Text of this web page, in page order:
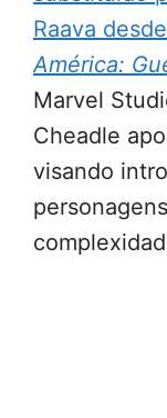
Raava
América:
Marvel
Cheadle
visando